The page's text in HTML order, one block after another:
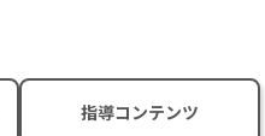
指導コンテンツ